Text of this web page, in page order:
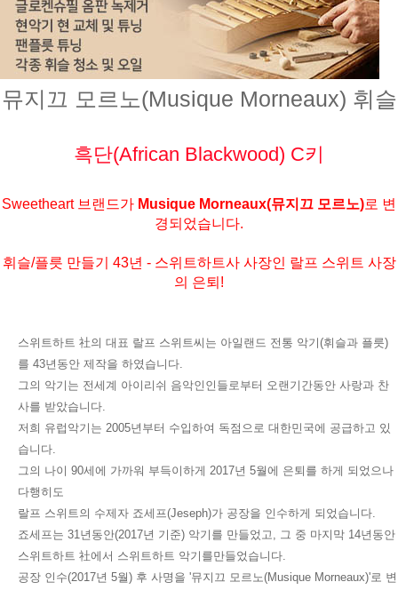
뮤지끄 모르노(Musique Morneaux) 휘슬
흑단(African Blackwood) C키
Sweetheart 브랜드가 Musique Morneaux(뮤지끄 모르노)로 변
경되었습니다.
휘슬/플릇 만들기 43년 - 스위트하트사 사장인 랄프 스위트 사장
의 은퇴!
스위트하트 社의 대표 랄프 스위트씨는 아일랜드 전통 악기(휘슬과 플릇)
를 43년동안 제작을 하였습니다.
그의 악기는 전세계 아이리쉬 음악인인들로부터 오랜기간동안 사랑과 찬
사를 받았습니다.
저희 유럽악기는 2005년부터 수입하여 독점으로 대한민국에 공급하고 있
습니다.
그의 나이 90세에 가까워 부득이하게 2017년 5월에 은퇴를 하게 되었으나
다행히도
랄프 스위트의 수제자 죠세프(Jeseph)가 공장을 인수하게 되었습니다.
죠세프는 31년동안(2017년 기준) 악기를 만들었고, 그 중 마지막 14년동안
스위트하트 社에서 스위트하트 악기를만들었습니다.
공장 인수(2017년 5월) 후 사명을 '뮤지끄 모르노(Musique Morneaux)'로 변